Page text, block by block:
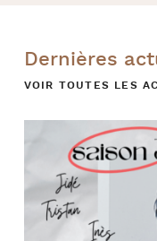
Dernières
VOIR TOUTES LES